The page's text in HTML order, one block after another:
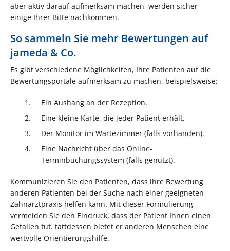
aber aktiv darauf aufmerksam machen, werden sicher
einige Ihrer Bitte nachkommen.
So sammeln Sie mehr Bewertungen auf
jameda & Co.
Es gibt verschiedene Möglichkeiten, Ihre Patienten auf die
Bewertungsportale aufmerksam zu machen, beispielsweise:
Ein Aushang an der Rezeption.
Eine kleine Karte, die jeder Patient erhält.
Der Monitor im Wartezimmer (falls vorhanden).
Eine Nachricht über das Online-
Terminbuchungssystem (falls genutzt).
Kommunizieren Sie den Patienten, dass ihre Bewertung
anderen Patienten bei der Suche nach einer geeigneten
Zahnarztpraxis helfen kann. Mit dieser Formulierung
vermeiden Sie den Eindruck, dass der Patient Ihnen einen
Gefallen tut. tattdessen bietet er anderen Menschen eine
wertvolle Orientierungshilfe.